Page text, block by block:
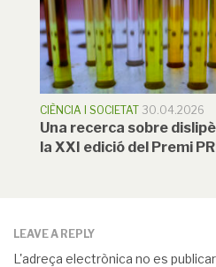
CIÈNCIA I SOCIETAT 30.04.2026
Una recerca sobre
la XXI edició del Premi
LEAVE A REPLY
L'adreça electrònica no es